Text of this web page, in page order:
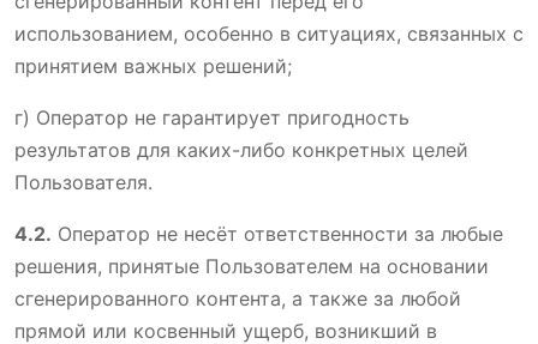
использованием, особенно в ситуациях, связанных с
принятием важных решений;
г) Оператор не гарантирует пригодность
результатов для каких-либо конкретных целей
Пользователя.
4.2. Оператор не несёт ответственности за любые
решения, принятые Пользователем на основании
сгенерированного контента, а также за любой
прямой или косвенный ущерб, возникший в